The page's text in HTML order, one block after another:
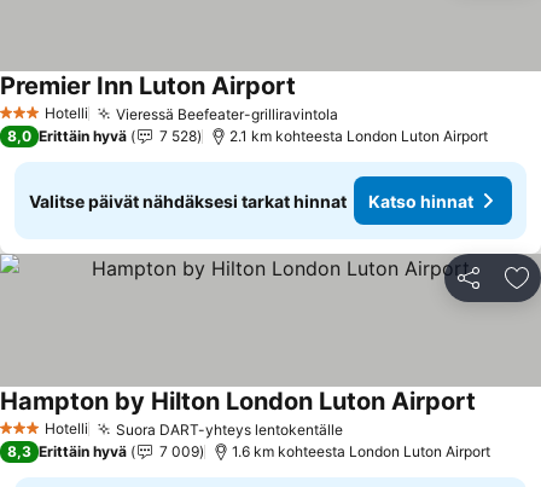
3 Tähtiluokitus
Hotelli Vieressä Beefeater-grilliravintola
Premier Inn Luton Airport
8,0 Erittäin hyvä 7 528 2.1 km kohteesta London Luton Airport
Valitse päivät nähdäksesi tarkat hinnat Katso hinnat
Jaa
3 Tähtiluokitus
Hotelli Suora DART-yhteys lentokentälle
Hampton by Hilton London Luton Airport
8,3 Erittäin hyvä 7 009 1.6 km kohteesta London Luton Airport